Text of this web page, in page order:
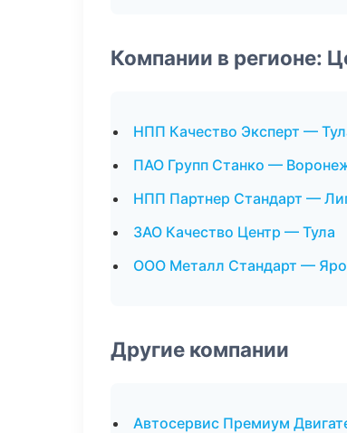
Компании в регионе:
НПП Качество Эксперт —
ПАО Групп Станко —
НПП Партнер Стандарт —
ЗАО Качество Центр — Тула
ООО Металл Стандарт —
Другие компании
Автосервис Премиум